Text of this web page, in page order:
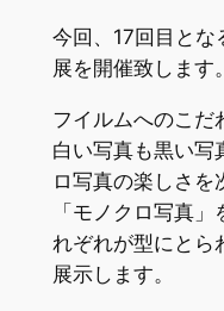
今回、17回目とな
展を開催致します。
フイルムへのこだ
白い写真も黒い写
ロ写真の楽しさを
「モノクロ写真
れぞれが型にとら
展示します。